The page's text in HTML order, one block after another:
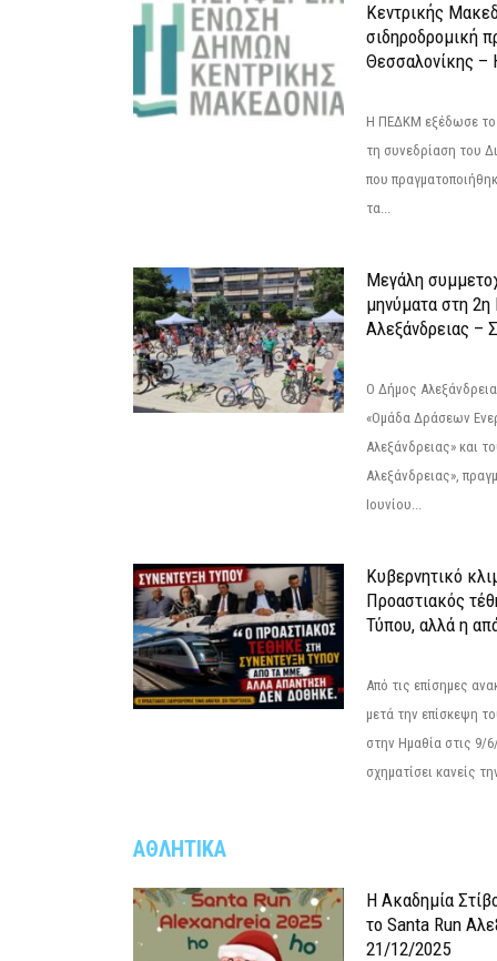
Κεντρικής
σιδηροδρομική
Θεσσαλονίκης –
Η ΠΕΔΚΜ εξέδωσε το
τη συνεδρίαση του
που
τα...
Μεγάλη
μηνύματα στη
Αλεξάνδρειας –
Ο Δήμος
«Ομάδα Δράσεων
Αλεξάνδρειας» και
Αλεξάνδρειας»,
Ιουνίου...
Κυβερνητικό
Προαστιακός
Τύπου, αλλά η
Από τις επίσημες
μετά την επίσκεψη
στην Ημαθία στις 9/
σχηματίσει κανείς
ΑΘΛΗΤΙΚΑ
Η Ακαδημία
το Santa Run
21/12/2025